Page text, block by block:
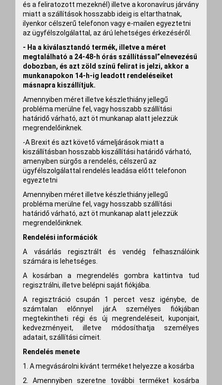
és a feliratozott mezeknél) illetve a koronavírus járvány
miatt a szállítások hosszabb ideig is eltarthatnak,
ilyenkor célszerű telefonon vagy e-mailen egyeztetni
az ügyfélszolgálattal, az árú lehetséges érkezéséről.
- Ha a kiválasztandó termék, illetve a méret
megtalálható a 24-48-h órás szállítással”elnevezésű
dobozban, és azt zöld színű felirat is jelzi, akkor a
munkanapokon 14-h-ig leadott rendeléseiket
másnapra kiszállítjuk.
Amennyiben méret illetve készlethiány jellegű
probléma merülne fel, vagy hosszabb szállítási
határidő várható, aztöt munkanap alatt jelezzük
megrendelőinknek.
-A Brexit és azt követő vámeljárások miatt a
kiszállításban hosszabb kiszállítási határidő várható,
amenyiben sürgős a rendelés, célszerű az
ügyfélszolgálattal rendelés leadása előtt telefonon
egyeztetni
Amennyiben méret illetve készlethiány jellegű
probléma merülne fel, vagy hosszabb szállítási
határidő várható, aztöt munkanap alatt jelezzük
megrendelőinknek.
Rendelési információk
A vásárlás regisztrált és vendég felhasználóink
számára is lehetséges.
A kosárban a megrendelés gombra kattintva tud
regisztrálni, illetve belépni saját fiókjába.
A regisztráció csupán 1 percet vesz igénybe, de
számtalan előnnyel jár.A személyes fiókjában
megtekintheti régi és új megrendeléseit, kuponjait,
kedvezményeit, illetve módosíthatja személyes
adatait, szállítási címeit.
Rendelés menete
1. A megvásárolni kívánt terméket helyezze a kosárba
2. Amennyiben szeretne további terméket kosárba